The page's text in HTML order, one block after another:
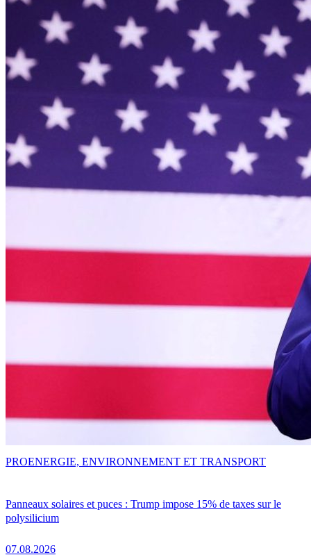
Panneaux solaires et puces : Trump impose 15% de taxes sur le
polysilicium
07.08.2026
PROENERGIE, ENVIRONNEMENT ET TRANSPORT